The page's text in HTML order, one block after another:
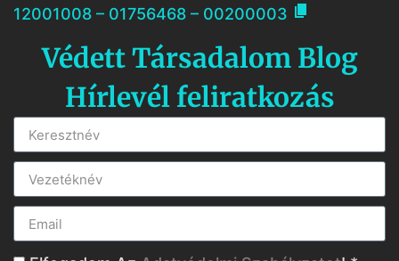
12001008 – 01756468 – 00200003 
Védett Társadalom Blog
Hírlevél feliratkozás